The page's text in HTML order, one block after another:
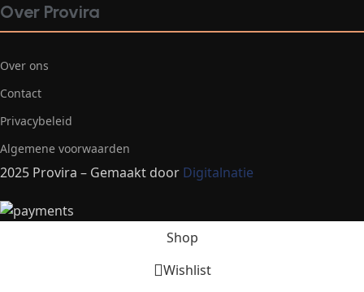
Over Provira
Over ons
Contact
Privacybeleid
Algemene voorwaarden
2025 Provira – Gemaakt door Digitalnatie
Shop
Wishlist